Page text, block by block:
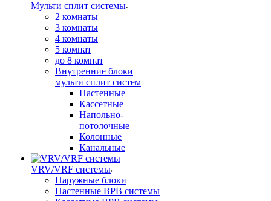
Мульти сплит системы
2 комнаты
3 комнаты
4 комнаты
5 комнат
до 8 комнат
Внутренние блоки
мульти сплит систем
Настенные
Кассетные
Напольно-
потолочные
Колонные
Канальные
VRV/VRF системы
Наружные блоки
Настенные ВРВ системы